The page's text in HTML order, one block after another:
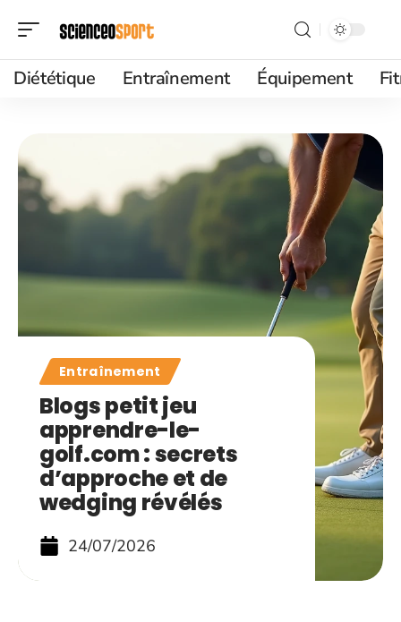
Diététique Entraînement Équipement
Entraînement
Blogs petit jeu
apprendre-le-
golf.com : secrets
d’approche et de
wedging révélés
24/07/2026